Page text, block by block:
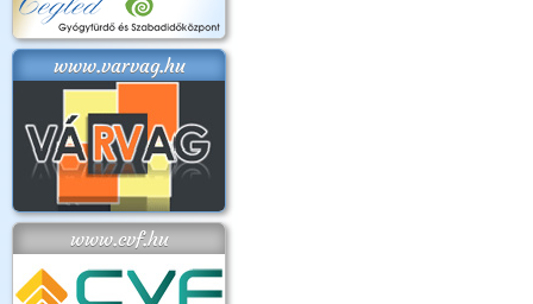
www.varvag.hu
www.cvf.hu